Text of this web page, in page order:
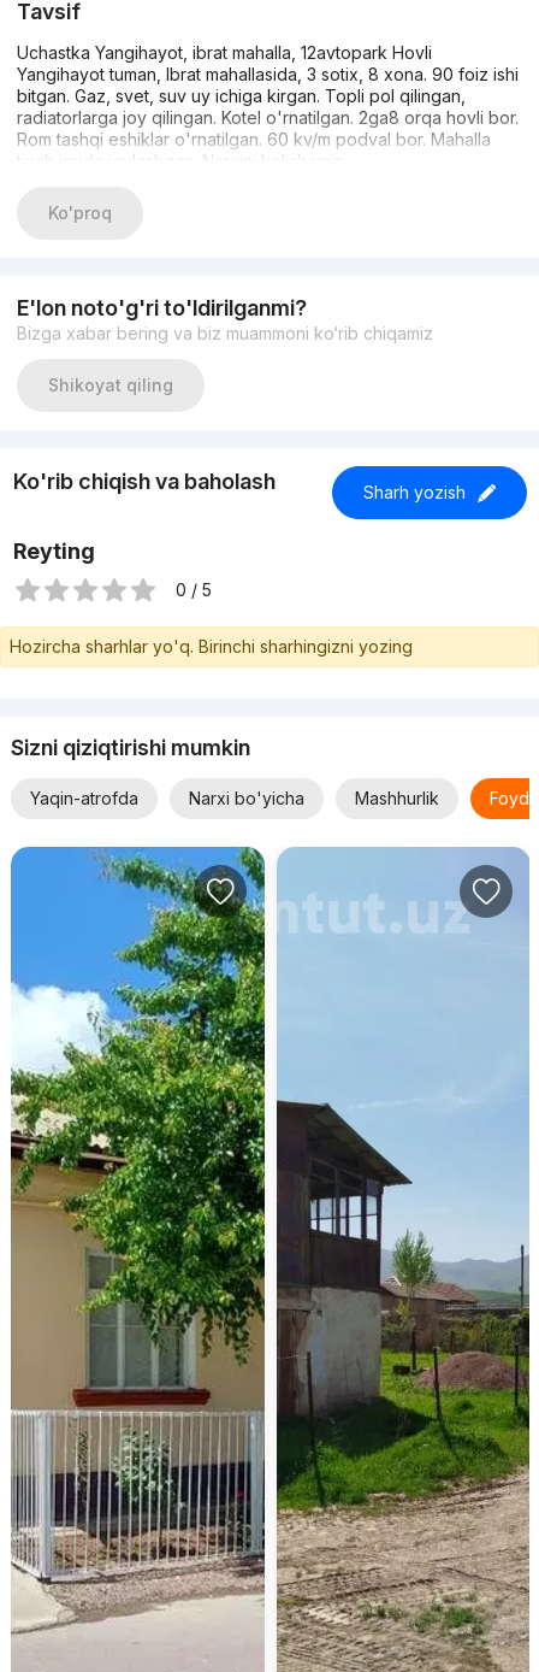
Tavsif
Uchastka Yangihayot, ibrat mahalla, 12avtopark Hovli
Yangihayot tuman, Ibrat mahallasida, 3 sotix, 8 xona. 90 foiz ishi
bitgan. Gaz, svet, suv uy ichiga kirgan. Topli pol qilingan,
radiatorlarga joy qilingan. Kotel o'rnatilgan. 2ga8 orqa hovli bor.
Rom tashqi eshiklar o'rnatilgan. 60 kv/m podval bor. Mahalla
tinch joyda joylashgan. Narxini kelishamiz.
Ko'proq
E'lon noto'g'ri to'ldirilganmi?
Bizga xabar bering va biz muammoni ko‘rib chiqamiz
Shikoyat qiling
Ko'rib chiqish va baholash Sharh yozish
Reyting
0 / 5
Hozircha sharhlar yo'q. Birinchi sharhingizni yozing
Sizni qiziqtirishi mumkin
Yaqin-atrofda Narxi bo'yicha Mashhurlik